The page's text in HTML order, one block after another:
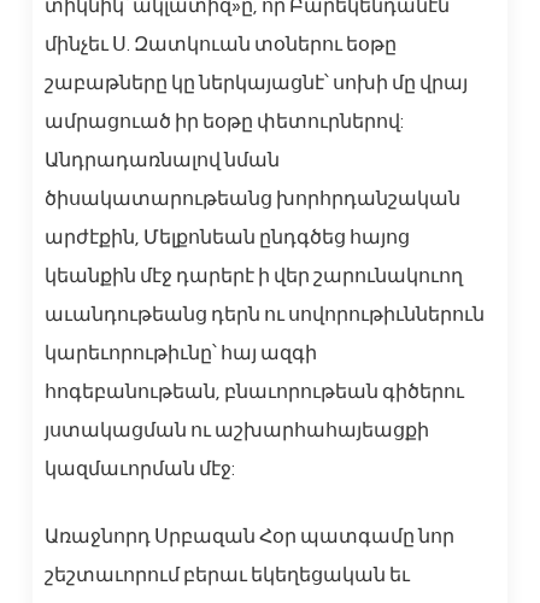
տիկնիկ՝ ակլատիզ»ը, որ Բարեկենդանէն
մինչեւ Ս. Զատկուան տօներու եօթը
շաբաթները կը ներկայացնէ՝ սոխի մը վրայ
ամրացուած իր եօթը փետուրներով:
Անդրադառնալով նման
ծիսակատարութեանց խորհրդանշական
արժէքին, Մելքոնեան ընդգծեց հայոց
կեանքին մէջ դարերէ ի վեր շարունակուող
աւանդութեանց դերն ու սովորութիւններուն
կարեւորութիւնը՝ հայ ազգի
հոգեբանութեան, բնաւորութեան գիծերու
յստակացման ու աշխարհահայեացքի
կազմաւորման մէջ:
Առաջնորդ Սրբազան Հօր պատգամը նոր
շեշտաւորում բերաւ եկեղեցական եւ